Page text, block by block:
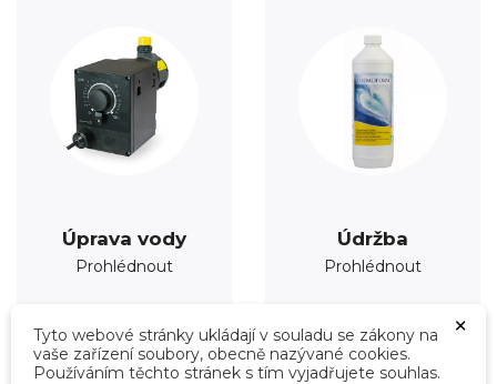
Úprava vody
Prohlédnout
Údržba
Prohlédnout
×
Tyto webové stránky ukládají v souladu se zákony na
vaše zařízení soubory, obecně nazývané cookies.
Používáním těchto stránek s tím vyjadřujete souhlas.